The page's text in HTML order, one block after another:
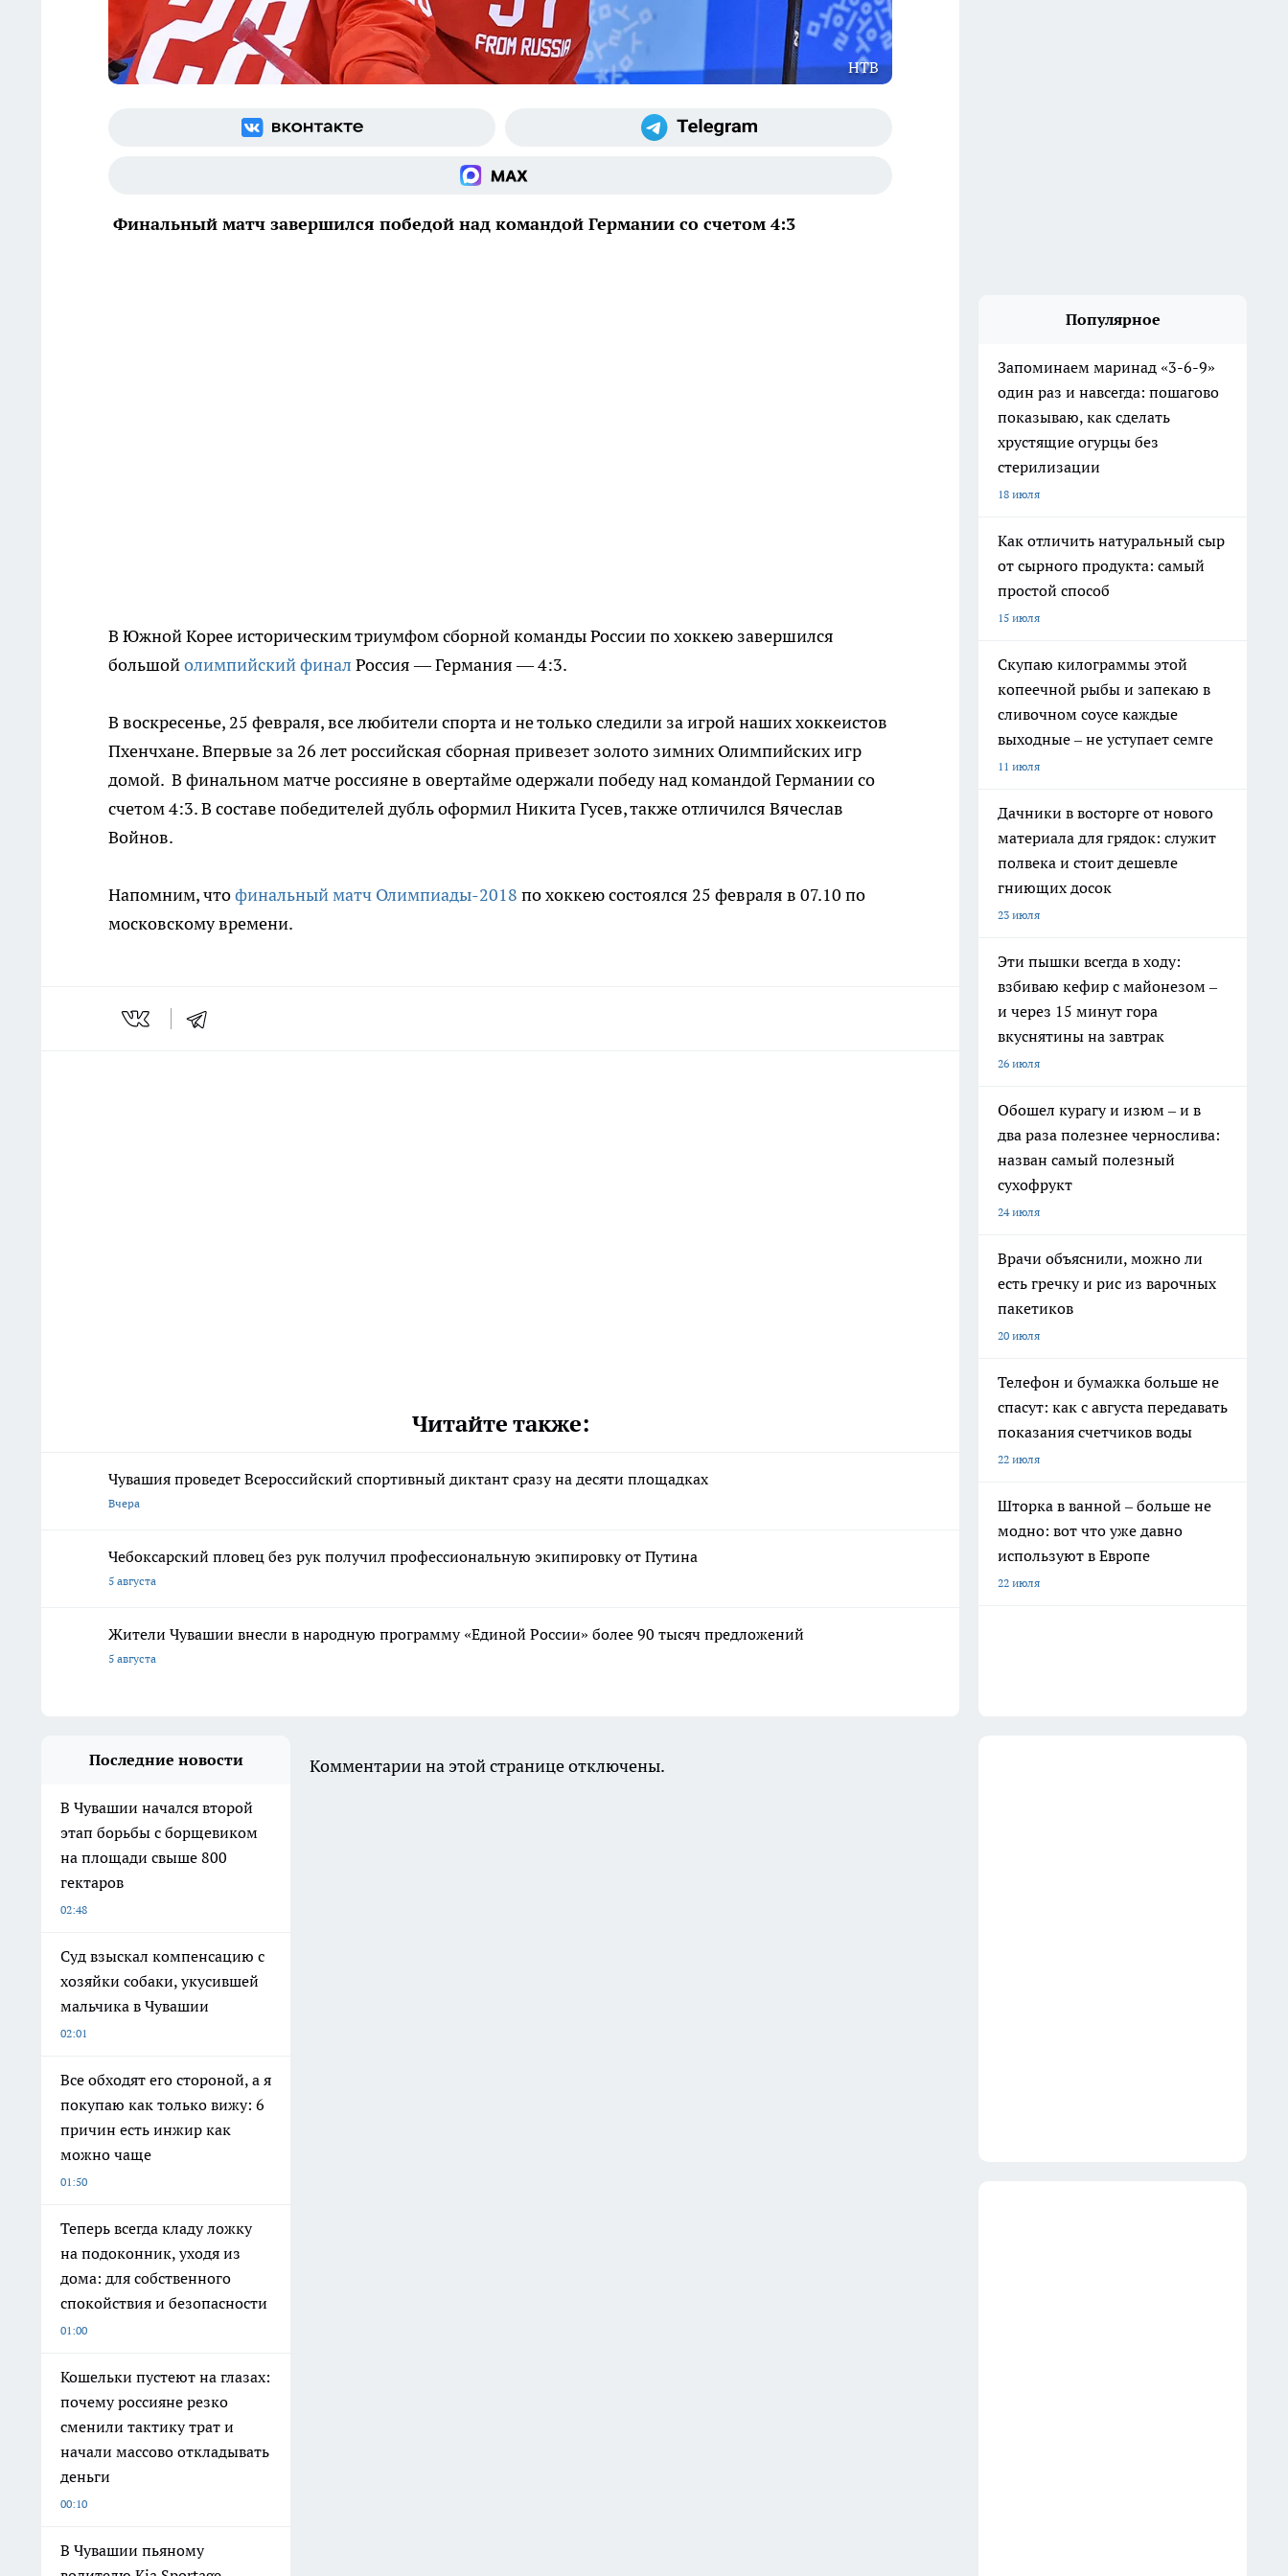
НТВ
Финальный матч завершился победой над командой Германии со счетом 4:3
В Южной Корее историческим триумфом сборной команды России по хоккею завершился
большойолимпийский финал Россия — Германия — 4:3.
В воскресенье, 25 февраля, все любители спорта и не только следили за игрой наших хоккеистов
Пхенчхане. Впервые за 26 лет российская сборная привезет золото зимних Олимпийских игр
домой. В финальном матче россияне в овертайме одержали победу над командой Германии со
счетом 4:3. В составе победителей дубль оформил Никита Гусев, также отличился Вячеслав
Войнов.
Напомним, чтофинальный матч Олимпиады-2018 по хоккею состоялся 25 февраля в 07.10 по
московскому времени.
Читайте также:
Чувашия проведет Всероссийский спортивный диктант сразу на десяти площадках
Вчера
Чебоксарский пловец без рук получил профессиональную экипировку от Путина
5 августа
Жители Чувашии внесли в народную программу «Единой России» более 90 тысяч предложений
5 августа
Популярное
Запоминаем маринад «3-6-9»
один раз и навсегда: пошагово
показываю, как сделать
хрустящие огурцы без
стерилизации
18 июля
Как отличить натуральный сыр
от сырного продукта: самый
простой способ
15 июля
Скупаю килограммы этой
копеечной рыбы и запекаю в
сливочном соусе каждые
выходные – не уступает семге
11 июля
Дачники в восторге от нового
материала для грядок: служит
полвека и стоит дешевле
гниющих досок
23 июля
Эти пышки всегда в ходу:
взбиваю кефир с майонезом –
и через 15 минут гора
вкуснятины на завтрак
26 июля
Обошел курагу и изюм – и в
два раза полезнее чернослива:
назван самый полезный
сухофрукт
24 июля
Врачи объяснили, можно ли
есть гречку и рис из варочных
пакетиков
20 июля
Телефон и бумажка больше не
спасут: как с августа передавать
показания счетчиков воды
22 июля
Шторка в ванной – больше не
модно: вот что уже давно
используют в Европе
22 июля
Последние новости
В Чувашии начался второй
этап борьбы с борщевиком
на площади свыше 800
гектаров
02:48
Суд взыскал компенсацию с
хозяйки собаки, укусившей
мальчика в Чувашии
02:01
Все обходят его стороной, а я
покупаю как только вижу: 6
причин есть инжир как
можно чаще
01:50
Теперь всегда кладу ложку
на подоконник, уходя из
дома: для собственного
спокойствия и безопасности
01:00
Кошельки пустеют на глазах:
почему россияне резко
сменили тактику трат и
начали массово откладывать
деньги
00:10
В Чувашии пьяному
Комментарии на этой странице отключены.